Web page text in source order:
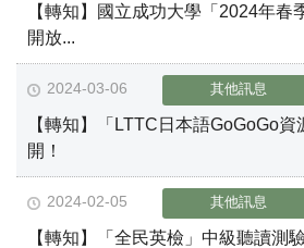
【轉知】國立成功大學「2024年春
開放...
2024-03-06 其他訊息
【轉知】「LTTC日本語GoGoGo
開！
2024-02-05 其他訊息
【轉知】「全民英檢」中級聽讀測